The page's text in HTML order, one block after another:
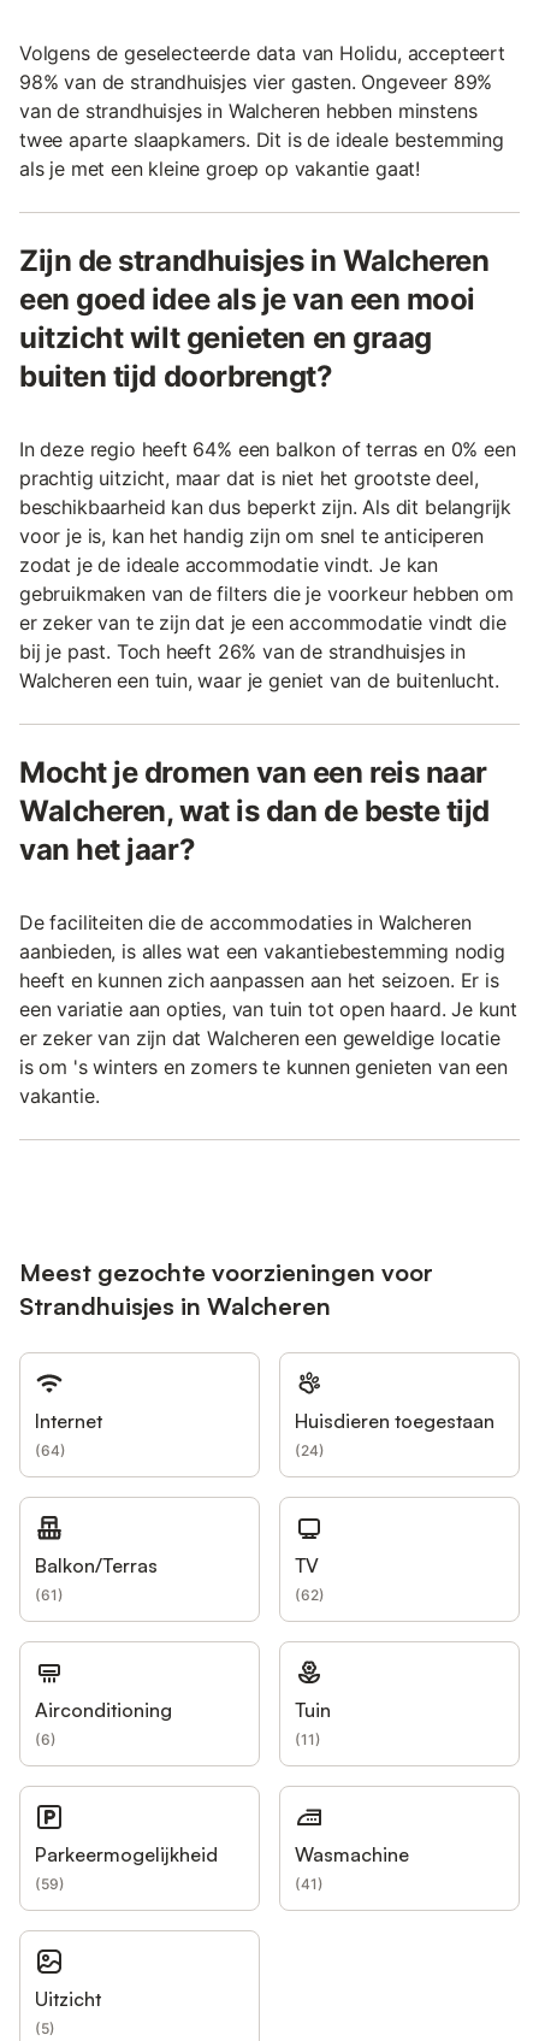
Volgens de geselecteerde data van Holidu, accepteert
98% van de strandhuisjes vier gasten. Ongeveer 89%
van de strandhuisjes in Walcheren hebben minstens
twee aparte slaapkamers. Dit is de ideale bestemming
als je met een kleine groep op vakantie gaat!
Zijn de strandhuisjes in Walcheren
een goed idee als je van een mooi
uitzicht wilt genieten en graag
buiten tijd doorbrengt?
In deze regio heeft 64% een balkon of terras en 0% een
prachtig uitzicht, maar dat is niet het grootste deel,
beschikbaarheid kan dus beperkt zijn. Als dit belangrijk
voor je is, kan het handig zijn om snel te anticiperen
zodat je de ideale accommodatie vindt. Je kan
gebruikmaken van de filters die je voorkeur hebben om
er zeker van te zijn dat je een accommodatie vindt die
bij je past. Toch heeft 26% van de strandhuisjes in
Walcheren een tuin, waar je geniet van de buitenlucht.
Mocht je dromen van een reis naar
Walcheren, wat is dan de beste tijd
van het jaar?
De faciliteiten die de accommodaties in Walcheren
aanbieden, is alles wat een vakantiebestemming nodig
heeft en kunnen zich aanpassen aan het seizoen. Er is
een variatie aan opties, van tuin tot open haard. Je kunt
er zeker van zijn dat Walcheren een geweldige locatie
is om 's winters en zomers te kunnen genieten van een
vakantie.
Meest gezochte voorzieningen voor
Strandhuisjes in Walcheren
Internet
(64)
Huisdieren toegestaan
(24)
Balkon/Terras
(61)
TV
(62)
Airconditioning
(6)
Tuin
(11)
Parkeermogelijkheid
(59)
Wasmachine
(41)
Uitzicht
(5)